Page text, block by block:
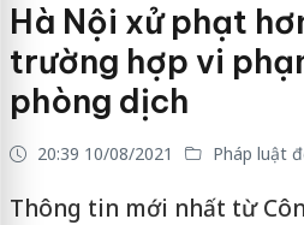
Hà Nội xử phạt
trường hợp vi
phòng dịch
20:39 10/08/2021 Pháp luật
Thông tin mới nhất từ